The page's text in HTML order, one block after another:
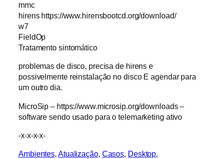
mmc
hirens https://www.hirensbootcd.org/download/
w7
FieldOp
Tratamento sintomático
problemas de disco, precisa de hirens e
possivelmente reinstalação no disco E agendar para
um outro dia.
MicroSip – https://www.microsip.org/downloads –
software sendo usado para o telemarketing ativo
-x-x-x-x-
Ambientes, Atualização, Casos, Desktop